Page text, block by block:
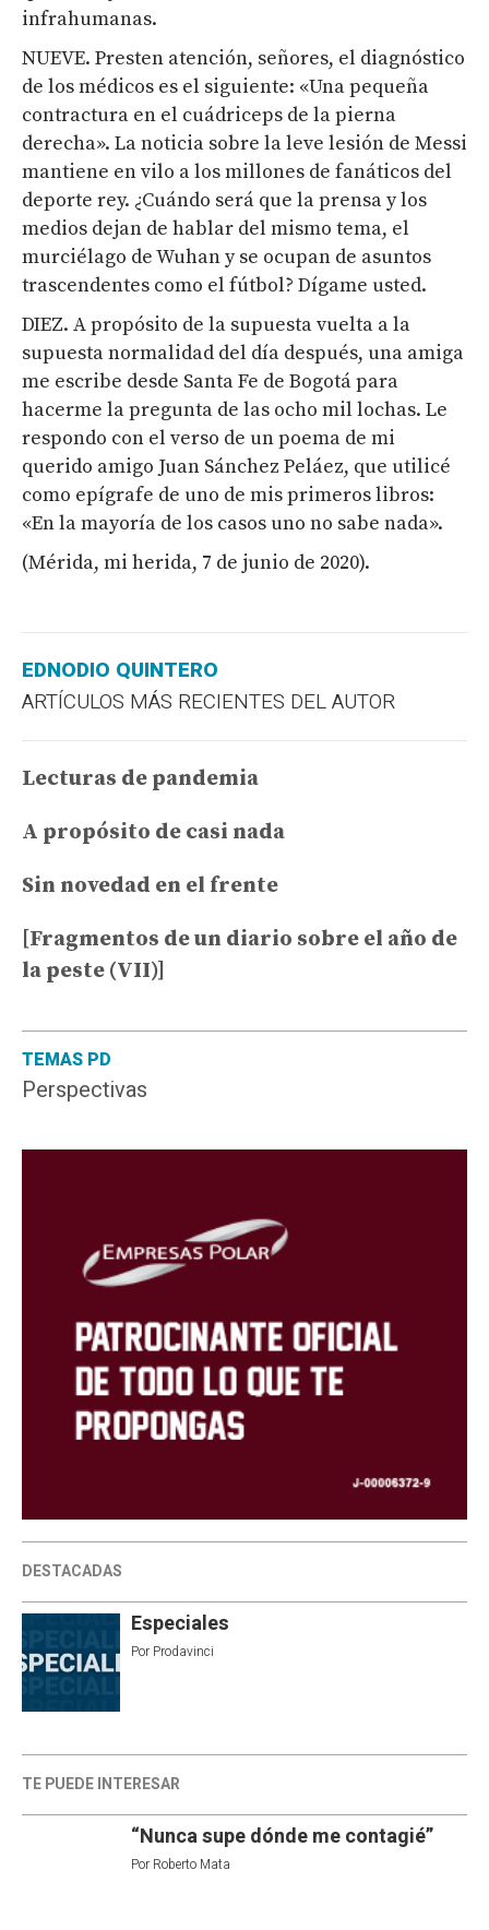
TEMAS PD
Perspectivas
DESTACADAS
Especiales
Por Prodavinci
TE PUEDE INTERESAR
“Nunca supe dónde me contagié”
Por Roberto Mata
infrahumanas.
NUEVE. Presten atención, señores, el diagnóstico
de los médicos es el siguiente: «Una pequeña
contractura en el cuádriceps de la pierna
derecha». La noticia sobre la leve lesión de Messi
mantiene en vilo a los millones de fanáticos del
deporte rey. ¿Cuándo será que la prensa y los
medios dejan de hablar del mismo tema, el
murciélago de Wuhan y se ocupan de asuntos
trascendentes como el fútbol? Dígame usted.
DIEZ. A propósito de la supuesta vuelta a la
supuesta normalidad del día después, una amiga
me escribe desde Santa Fe de Bogotá para
hacerme la pregunta de las ocho mil lochas. Le
respondo con el verso de un poema de mi
querido amigo Juan Sánchez Peláez, que utilicé
como epígrafe de uno de mis primeros libros:
«En la mayoría de los casos uno no sabe nada».
(Mérida, mi herida, 7 de junio de 2020).
EDNODIO QUINTERO
ARTÍCULOS MÁS RECIENTES DEL AUTOR
Lecturas de pandemia
A propósito de casi nada
Sin novedad en el frente
[Fragmentos de un diario sobre el año de
la peste (VII)]